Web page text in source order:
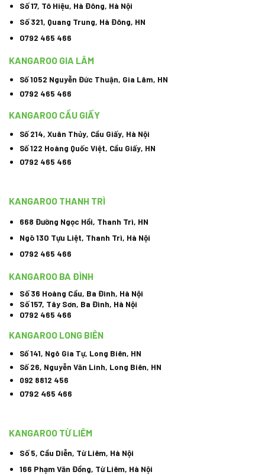
Số 17, Tô Hiệu, Hà Đông, Hà Nội
Số 321, Quang Trung, Hà Đông, HN
0792 465 466
KANGAROO GIA LÂM
Số 1052 Nguyễn Đức Thuận, Gia Lâm, HN
0792 465 466
KANGAROO CẦU GIẤY
Số 214, Xuân Thủy, Cầu Giấy, Hà Nội
Số 122 Hoàng Quốc Việt, Cầu Giấy, HN
0792 465 466
KANGAROO THANH TRÌ
668 Đường Ngọc Hồi, Thanh Trì, HN
Ngõ 130 Tựu Liệt, Thanh Trì, Hà Nội
0792 465 466
KANGAROO BA ĐÌNH
Số 36 Hoàng Cầu, Ba Đình, Hà Nội
Số 157, Tây Sơn, Ba Đình, Hà Nội
0792 465 466
KANGAROO LONG BIÊN
Số 141, Ngô Gia Tự, Long Biên, HN
Số 26, Nguyễn Văn Linh, Long Biên, HN
092 8812 456
0792 465 466
KANGAROO TỪ LIÊM
Số 5, Cầu Diễn, Từ Liêm, Hà Nội
166 Phạm Văn Đồng, Từ Liêm, Hà Nội